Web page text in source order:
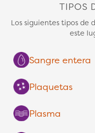
TIPOS
Los siguientes tipos de
este
Sangre entera
Plaquetas
Plasma